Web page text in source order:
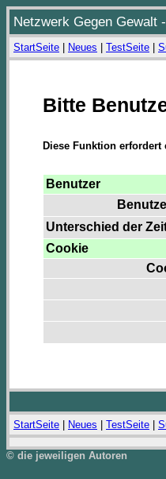
Netzwerk Gegen Gewalt
StartSeite Neues TestSeite
Bitte
Diese Funktion
Benutzer
Unterschied der
Cookie
StartSeite Neues TestSeite
© die jeweiligen Autoren